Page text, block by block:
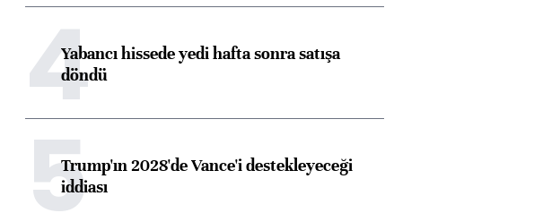
4Yabancı hissede yedi hafta sonra satışa
döndü
5Trump'ın 2028'de Vance'i destekleyeceği
iddiası